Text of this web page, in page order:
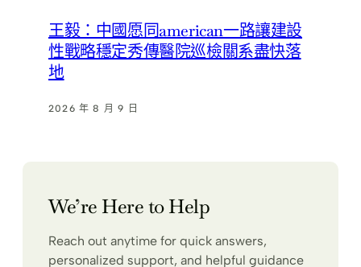
王毅：中國愿同american一路讓建設
性戰略穩定秀傳醫院巡檢關系盡快落
地
2026 年 8 月 9 日
We’re Here to Help
Reach out anytime for quick answers,
personalized support, and helpful guidance